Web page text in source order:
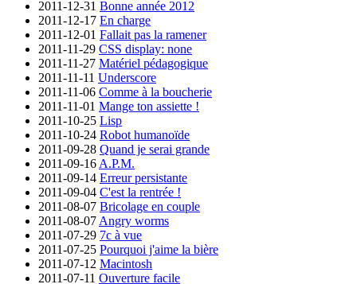
2011-12-31 Bonne année 2012
2011-12-17 En charge
2011-12-01 Fallait pas la ramener
2011-11-29 CSS display: none
2011-11-27 Matériel pédagogique
2011-11-11 Underscore
2011-11-06 Comme à la boucherie
2011-11-01 Mange ton assiette !
2011-10-25 Lisp
2011-10-24 Robot humanoïde
2011-09-28 Quand je serai grande
2011-09-16 A.P.M.
2011-09-14 Erreur persistante
2011-09-04 C'est la rentrée !
2011-08-07 Bricolage en couple
2011-08-07 Angry worms
2011-07-29 7c à vue
2011-07-25 Pourquoi j'aime la bière
2011-07-12 Macintosh
2011-07-11 Ouverture facile